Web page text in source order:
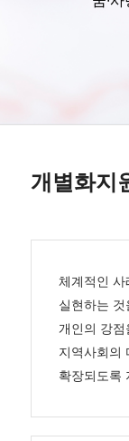
개별화지
체계적인
실현하는
개인의 강점
지역사회의
확장되도록